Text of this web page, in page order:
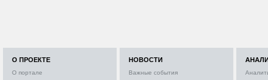
О ПРОЕКТЕ
О портале
НОВОСТИ
Важные события